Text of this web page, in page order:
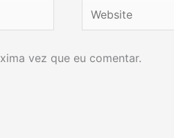
Website
vez que eu comentar.